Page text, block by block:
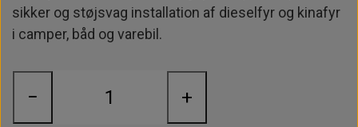
Busbars
Landstrømskabler
Paneler & Kontakter
Sikringer
Motorbeslag
Brændstoftank
Gori propeller
instrumenter
Epoxy
Børster & Svampe m.m.
Solceller
Strøm
Outlet
Gavekort
Udlejning af bådudstyr
sikker og støjsvag installation af dieselfyr og kinafyr
i camper, båd og varebil.
− +